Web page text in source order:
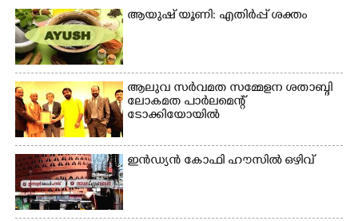
ആയുഷ് യൂണി: എതിർപ്പ് ശക്തം
ആലുവ സർവമത സമ്മേളന ശതാബ്ദി
ലോകമത പാർലമെന്റ്
ടോക്കിയോയിൽ
ഇൻഡ്യൻ കോഫി ഹൗസിൽ ഒഴിവ്